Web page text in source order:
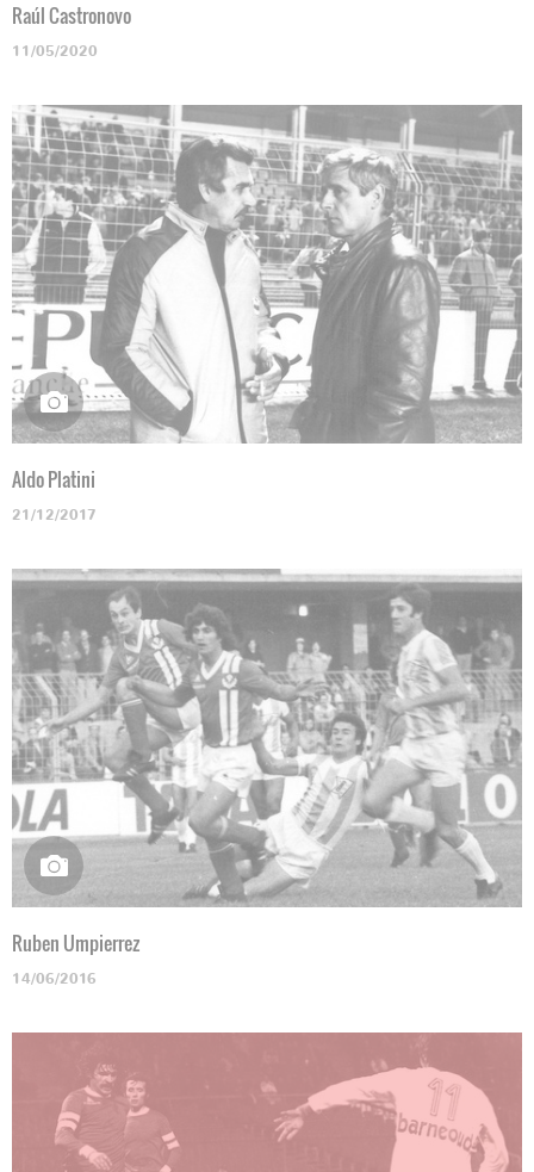
Raúl Castronovo
11/05/2020
Aldo Platini
21/12/2017
Ruben Umpierrez
14/06/2016